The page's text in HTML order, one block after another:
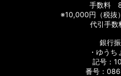
【シマノ】06バイオマスターMg
【シマノ】13-16バイオマスター
手数料
※10,000円（税抜
代引手数
銀行
・ゆうち
記号：
番号：